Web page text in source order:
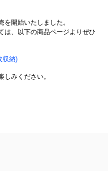
開始いたしました。
は、以下の商品ページよりぜひ
収納)
しみください。